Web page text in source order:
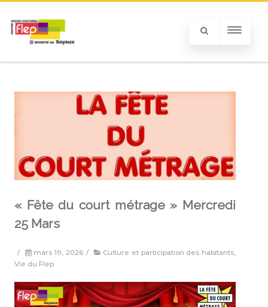
« Fête du court métrage » Mercredi
25 Mars
/ mars 19, 2026 / Culture et participation des habitants
Vie du Flep